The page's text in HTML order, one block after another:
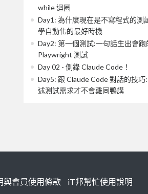
while 迴圈
Day1: 為什麼現在是不寫程式的測
學自動化的最好時機
Day2: 第一個測試:一句話生出會跑
Playwright 測試
Day 02 - 側錄 Claude Code！
Day5: 跟 Claude Code 對話的技巧
述測試需求才不會雞同鴨講
與會員使用條款 iT邦幫忙使用說明